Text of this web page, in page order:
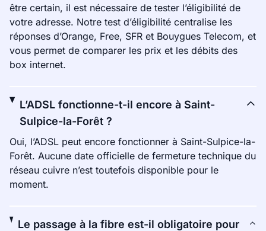
être certain, il est nécessaire de tester l’éligibilité de
votre adresse. Notre test d’éligibilité centralise les
réponses d’Orange, Free, SFR et Bouygues Telecom, et
vous permet de comparer les prix et les débits des
box internet.
L’ADSL fonctionne-t-il encore à Saint-
Sulpice-la-Forêt ?
Oui, l’ADSL peut encore fonctionner à Saint-Sulpice-la-
Forêt. Aucune date officielle de fermeture technique du
réseau cuivre n’est toutefois disponible pour le
moment.
Le passage à la fibre est-il obligatoire pour